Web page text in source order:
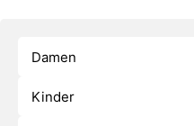
Damen
Kinder